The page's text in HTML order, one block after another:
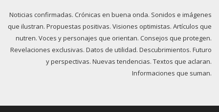
Noticias confirmadas. Crónicas en buena onda. Sonidos e imágenes
que ilustran. Propuestas positivas. Visiones optimistas. Artículos que
nutren. Voces y personajes que orientan. Consejos que protegen.
Revelaciones exclusivas. Datos de utilidad. Descubrimientos. Futuro
y perspectivas. Nuevas tendencias. Textos que aclaran.
Informaciones que suman.